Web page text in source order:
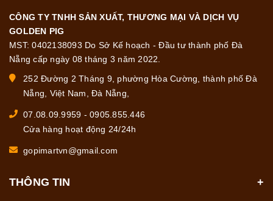
CÔNG TY TNHH SẢN XUẤT, THƯƠNG MẠI VÀ DỊCH VỤ
GOLDEN PIG
MST: 0402138093 Do Sở Kế hoạch - Đầu tư thành phố Đà
Nẵng cấp ngày 08 tháng 3 năm 2022.
252 Đường 2 Tháng 9, phường Hòa Cường, thành phố Đà
Nẵng, Việt Nam, Đà Nẵng,
07.08.09.9959 - 0905.855.446
Cửa hàng hoạt động 24/24h
gopimartvn@gmail.com
THÔNG TIN